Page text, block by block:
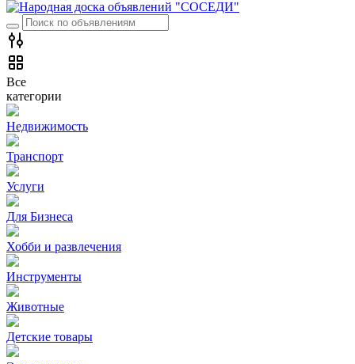
Все
категории
Недвижимость
Транспорт
Услуги
Для Бизнеса
Хобби и развлечения
Инструменты
Животные
Детские товары